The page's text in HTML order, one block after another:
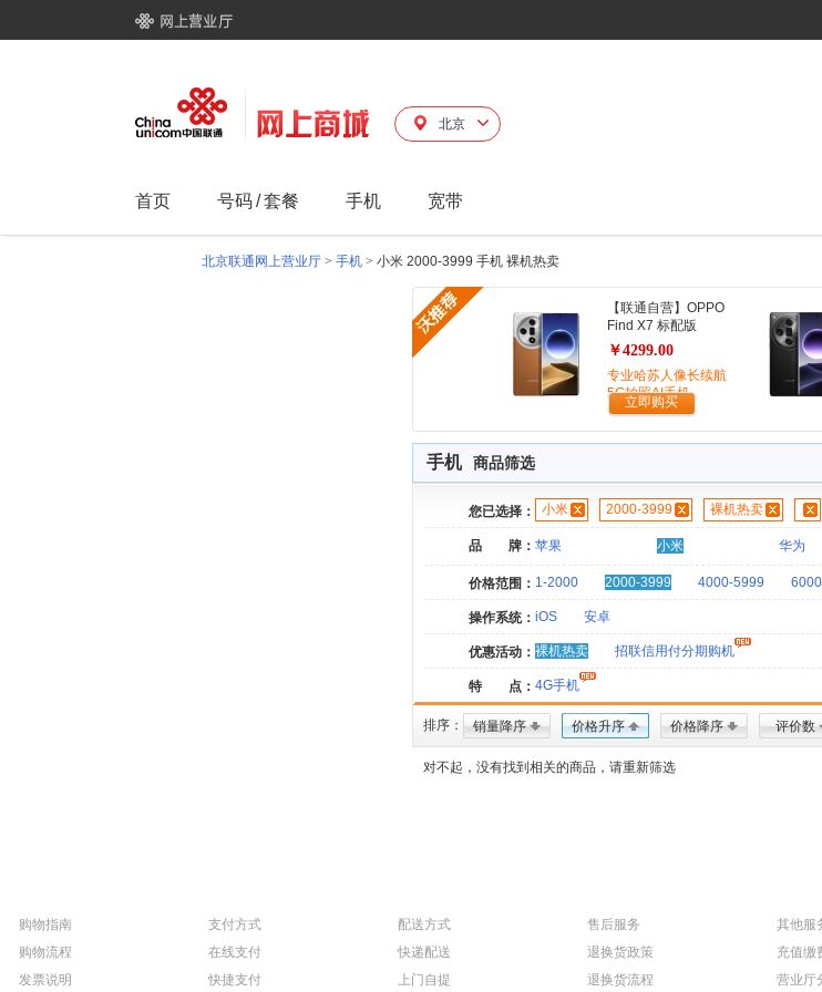
北京
首页 号码/套餐 手机 宽带
北京联通网上营业厅 > 手机 > 小米 2000-3999 手机 裸机热卖
【联通自营】OPPO
Find X7 标配版
￥4299.00
专业哈苏人像长续航
5G拍照AI手机
立即购买
手机 商品筛选
您已选择： 小米 2000-3999 裸机热卖
品 牌： 苹果 小米 华为
价格范围： 1-2000 2000-3999 4000-5999
操作系统： iOS 安卓
优惠活动： 裸机热卖 招联信用付分期购机
特 点： 4G手机
排序： 销量降序 价格升序 价格降序 评价数
对不起，没有找到相关的商品，请重新筛选
购物指南
购物流程
发票说明
支付方式
在线支付
快捷支付
配送方式
快递配送
上门自提
售后服务
退换货政策
退换货流程
其他服
充值缴
营业厅